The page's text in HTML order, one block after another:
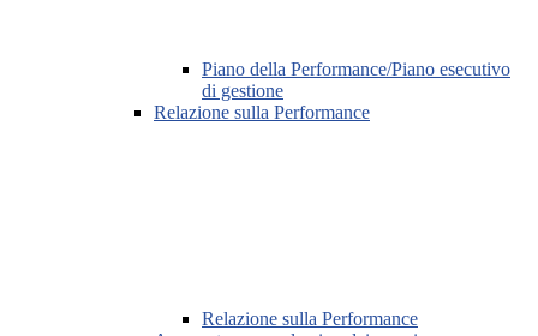
Piano della Performance/Piano esecutivo
di gestione
Relazione sulla Performance
Relazione sulla Performance